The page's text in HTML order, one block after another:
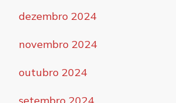
dezembro 2024
novembro 2024
outubro 2024
setembro 2024